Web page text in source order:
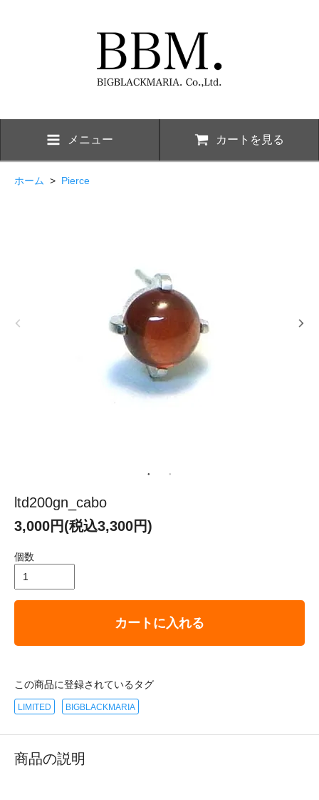
メニュー カートを見る
ホーム > Pierce
ltd200gn_cabo
3,000円(税込3,300円)
個数
カートに入れる
この商品に登録されているタグ
LIMITED BIGBLACKMARIA
商品の説明